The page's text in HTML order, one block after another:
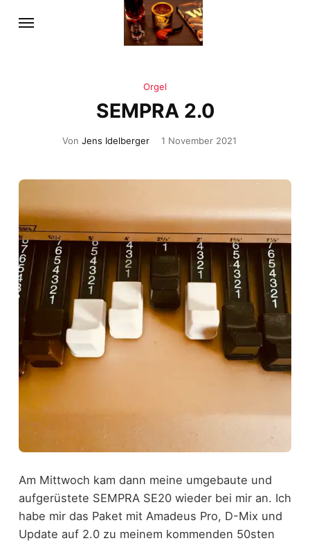
Orgel
SEMPRA 2.0
VonJens Idelberger 1 November 2021
Am Mittwoch kam dann meine umgebaute und
aufgerüstete SEMPRA SE20 wieder bei mir an. Ich
habe mir das Paket mit Amadeus Pro, D-Mix und
Update auf 2.0 zu meinem kommenden 50sten